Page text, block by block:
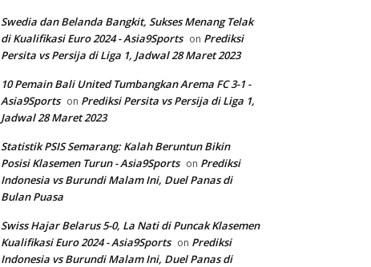
Swedia dan Belanda Bangkit, Sukses Menang Telak
di Kualifikasi Euro 2024 - Asia9Sports on Prediksi
Persita vs Persija di Liga 1, Jadwal 28 Maret 2023
10 Pemain Bali United Tumbangkan Arema FC 3-1 -
Asia9Sports on Prediksi Persita vs Persija di Liga 1,
Jadwal 28 Maret 2023
Statistik PSIS Semarang: Kalah Beruntun Bikin
Posisi Klasemen Turun - Asia9Sports on Prediksi
Indonesia vs Burundi Malam Ini, Duel Panas di
Bulan Puasa
Swiss Hajar Belarus 5-0, La Nati di Puncak Klasemen
Kualifikasi Euro 2024 - Asia9Sports on Prediksi
Indonesia vs Burundi Malam Ini, Duel Panas di